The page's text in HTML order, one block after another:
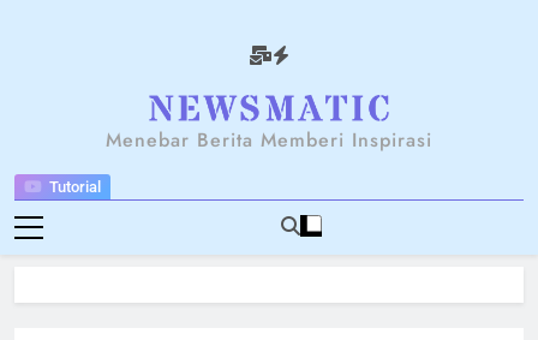
Tutorial
NEWSANTARA
Menebar Berita Memberi Inspirasi